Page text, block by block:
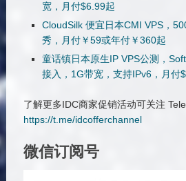
宽，月付$6.99起
CloudSilk 便宜日本CMI VPS，
秀，月付￥59或年付￥360起
童话镇日本原生IP VPS公测，
接入，1G带宽，支持IPv6，月付
了解更多IDC商家促销活动可关注
https://t.me/idcofferchannel
微信订阅号